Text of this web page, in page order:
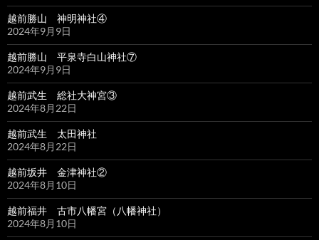
越前勝山 神明神社④
2024年9月9日
越前勝山 平泉寺白山神社⑦
2024年9月9日
越前武生 総社大神宮③
2024年8月22日
越前武生 太田神社
2024年8月22日
越前坂井 金津神社②
2024年8月10日
越前福井 古市八幡宮（八幡神社）
2024年8月10日